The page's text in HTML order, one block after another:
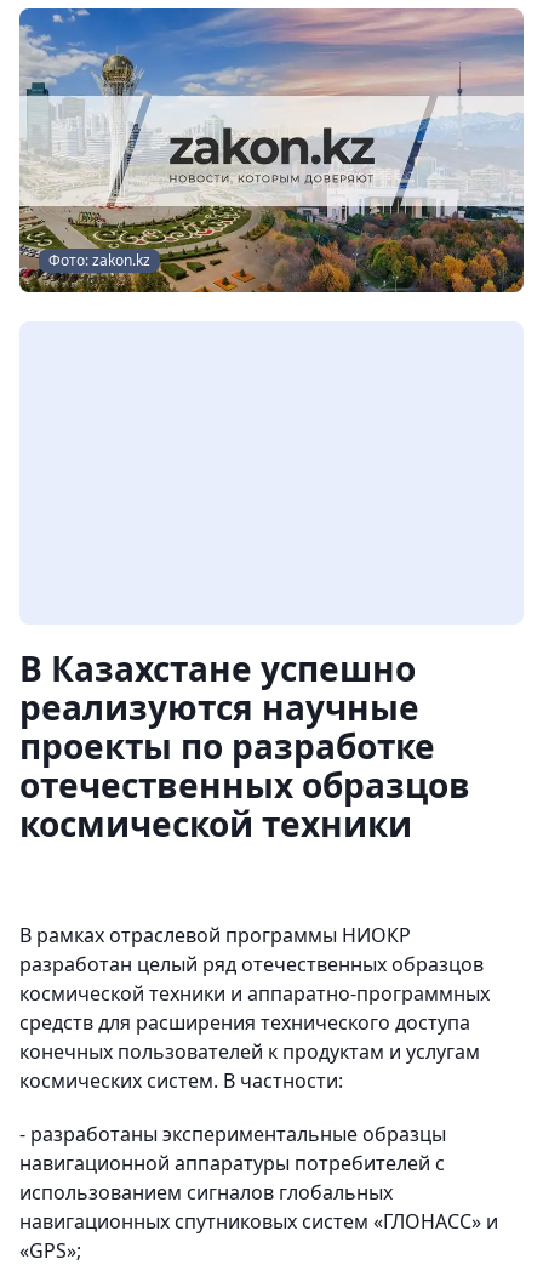
Фото: zakon.kz
В Казахстане успешно
реализуются научные
проекты по разработке
отечественных образцов
космической техники
В рамках отраслевой программы НИОКР
разработан целый ряд отечественных образцов
космической техники и аппаратно-программных
средств для расширения технического доступа
конечных пользователей к продуктам и услугам
космических систем. В частности:
- разработаны экспериментальные образцы
навигационной аппаратуры потребителей с
использованием сигналов глобальных
навигационных спутниковых систем «ГЛОНАСС» и
«GPS»;